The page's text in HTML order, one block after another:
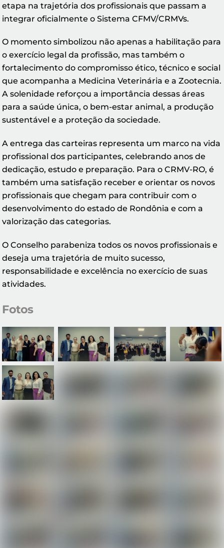
etapa na trajetória dos profissionais que passam a
integrar oficialmente o Sistema CFMV/CRMVs.
O momento simbolizou não apenas a habilitação para
o exercício legal da profissão, mas também o
fortalecimento do compromisso ético, técnico e social
que acompanha a Medicina Veterinária e a Zootecnia.
A solenidade reforçou a importância dessas áreas
para a saúde única, o bem-estar animal, a produção
sustentável e a proteção da sociedade.
A entrega das carteiras representa um marco na vida
profissional dos participantes, celebrando anos de
dedicação, estudo e preparação. Para o CRMV-RO, é
também uma satisfação receber e orientar os novos
profissionais que chegam para contribuir com o
desenvolvimento do estado de Rondônia e com a
valorização das categorias.
O Conselho parabeniza todos os novos profissionais e
deseja uma trajetória de muito sucesso,
responsabilidade e excelência no exercício de suas
atividades.
Fotos